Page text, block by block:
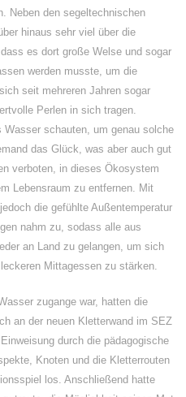
Neben den segeltechnischen
hinaus sehr viel über die
es dort große Welse und sogar
werden musste, um die
seit mehreren Jahren sogar
Perlen in sich tragen.
schauten, um genau solche
das Glück, was aber auch gut
verboten, in dieses Ökosystem
Lebensraum zu entfernen. Mit
die gefühlte Außentemperatur
nahm zu, sodass alle aus
an Land zu gelangen, um sich
Mittagessen zu stärken.
zugange war, hatten die
an der neuen Kletterwand im SEZ
durch die pädagogische
Knoten und die Kletterrouten
los. Anschließend hatte